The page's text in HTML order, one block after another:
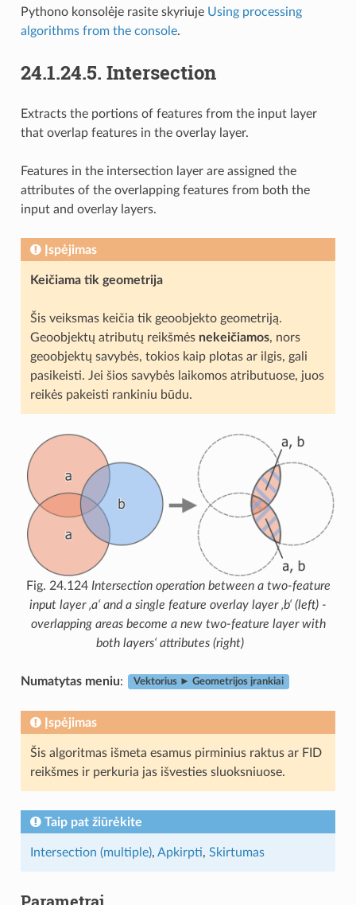
Pythono konsolėje rasite skyriuje Using processing
algorithms from the console.
24.1.24.5. Intersection
Extracts the portions of features from the input layer
that overlap features in the overlay layer.
Features in the intersection layer are assigned the
attributes of the overlapping features from both the
input and overlay layers.
Įspėjimas
Keičiama tik geometrija
Šis veiksmas keičia tik geoobjekto geometriją.
Geoobjektų atributų reikšmės nekeičiamos, nors
geoobjektų savybės, tokios kaip plotas ar ilgis, gali
pasikeisti. Jei šios savybės laikomos atributuose, juos
reikės pakeisti rankiniu būdu.
Fig. 24.124 Intersection operation between a two-feature
input layer ‚a‘ and a single feature overlay layer ‚b‘ (left) -
overlapping areas become a new two-feature layer with
both layers‘ attributes (right)
Numatytas meniu: Vektorius ► Geometrijos įrankiai
Įspėjimas
Šis algoritmas išmeta esamus pirminius raktus ar FID
reikšmes ir perkuria jas išvesties sluoksniuose.
Taip pat žiūrėkite
Intersection (multiple), Apkirpti, Skirtumas
Parametrai